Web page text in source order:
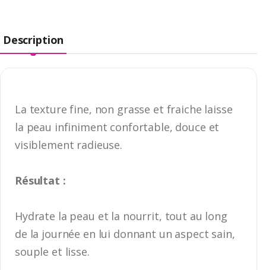
Description
La texture fine, non grasse et fraiche laisse
la peau infiniment confortable, douce et
visiblement radieuse.
Résultat :
Hydrate la peau et la nourrit, tout au long
de la journée en lui donnant un aspect sain,
souple et lisse.